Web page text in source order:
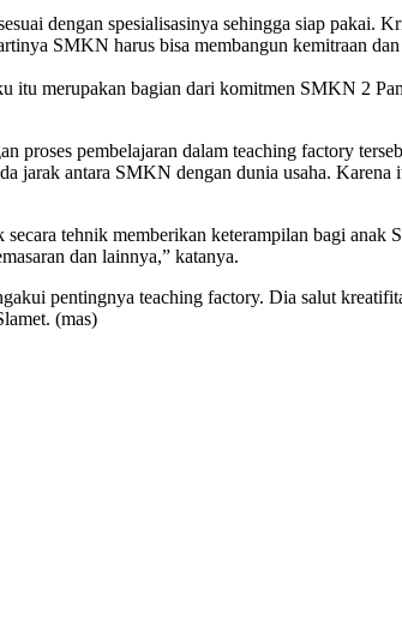
dengan spesialisasinya sehingga siap pakai.
SMKN harus bisa membangun kemitraan
merupakan bagian dari komitmen SMKN 2
proses pembelajaran dalam teaching factory
jarak antara SMKN dengan dunia usaha.
tehnik memberikan keterampilan bagi
dan lainnya,” katanya.
pentingnya teaching factory. Dia salut
(mas)